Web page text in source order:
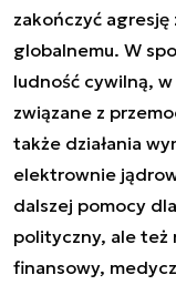
zakończyć
globalnemu. W
ludność cywilną,
związane z
także działania
elektrownie
dalszej pomocy
polityczny, ale też
finansowy,